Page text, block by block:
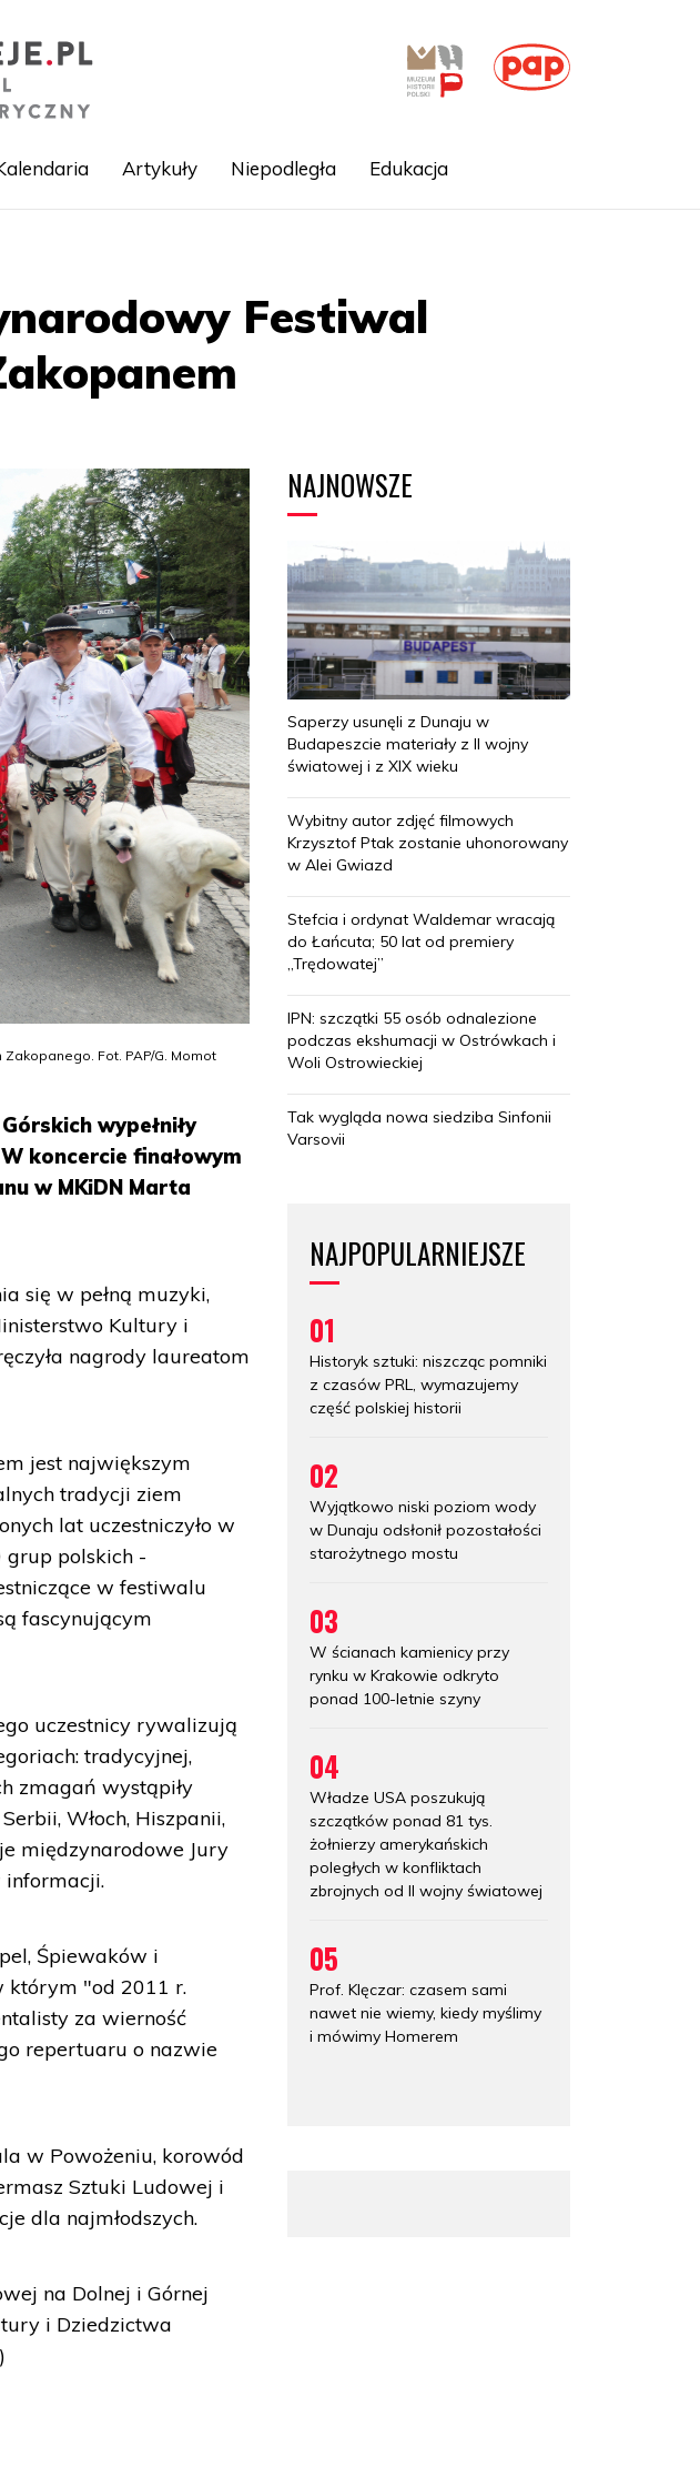
Artykuły Niepodległa Edukacja
Festiwal
Fot. PAP/G. Momot
wypełniły
koncercie finałowym
w MKiDN Marta
się w pełną muzyki,
Kultury i
nagrody laureatom
jest największym
tradycji ziem
lat uczestniczyło w
grup polskich -
w festiwalu
fascynującym
uczestnicy rywalizują
tradycyjnej,
zmagań wystąpiły
Włoch, Hiszpanii,
je międzynarodowe Jury
informacji.
Śpiewaków i
którym "od 2011 r.
za wierność
repertuaru o nazwie
w Powożeniu, korowód
Sztuki Ludowej i
dla najmłodszych.
na Dolnej i Górnej
i Dziedzictwa
NAJNOWSZE
Saperzy usunęli z Dunaju w
Budapeszcie materiały z II wojny
światowej i z XIX wieku
Wybitny autor zdjęć filmowych
Krzysztof Ptak zostanie uhonorowany
w Alei Gwiazd
Stefcia i ordynat Waldemar wracają
do Łańcuta; 50 lat od premiery
„Trędowatej”
IPN: szczątki 55 osób odnalezione
podczas ekshumacji w Ostrówkach i
Woli Ostrowieckiej
Tak wygląda nowa siedziba Sinfonii
Varsovii
NAJPOPULARNIEJSZE
01
Historyk sztuki: niszcząc pomniki
z czasów PRL, wymazujemy
część polskiej historii
02
Wyjątkowo niski poziom wody
w Dunaju odsłonił pozostałości
starożytnego mostu
03
W ścianach kamienicy przy
rynku w Krakowie odkryto
ponad 100-letnie szyny
04
Władze USA poszukują
szczątków ponad 81 tys.
żołnierzy amerykańskich
poległych w konfliktach
zbrojnych od II wojny światowej
05
Prof. Klęczar: czasem sami
nawet nie wiemy, kiedy myślimy
i mówimy Homerem